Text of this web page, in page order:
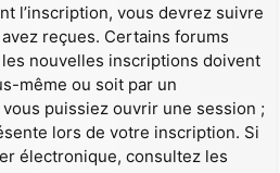
l’inscription, vous devrez suivre
reçues. Certains forums
nouvelles inscriptions doivent
même ou soit par un
puissiez ouvrir une session ;
lors de votre inscription. Si
électronique, consultez les